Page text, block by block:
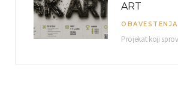
ART
OBAVESTENJA